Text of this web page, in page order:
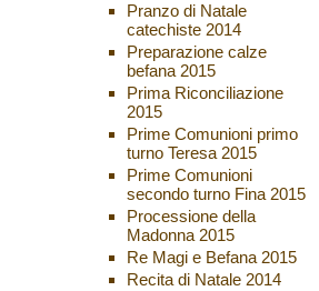
Pranzo di Natale
catechiste 2014
Preparazione calze
befana 2015
Prima Riconciliazione
2015
Prime Comunioni primo
turno Teresa 2015
Prime Comunioni
secondo turno Fina 2015
Processione della
Madonna 2015
Re Magi e Befana 2015
Recita di Natale 2014